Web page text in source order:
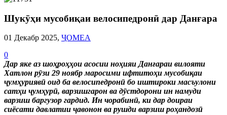
Шукӯҳи мусобиқаи велосипедронӣ дар Данғара
01 Декабр 2025, ҶОМЕА
0
Дар яке аз шоҳроҳҳои асосии ноҳияи Данғараи вилояти
Хатлон рӯзи 29 ноябр маросими ифтитоҳи мусобиқаи
ҷумҳуриявӣ оид ба велосипедронӣ бо иштироки масъулони
сатҳи ҷумҳурӣ, варзишгарон ва дӯстдорони ин намуди
варзиш баргузор гардид. Ин чорабинӣ, ки дар доираи
сиёсати давлатии ҷавонон ва рушди варзиш роҳандозӣ